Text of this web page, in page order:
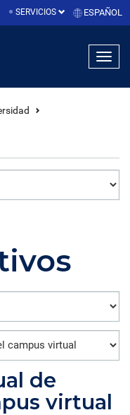
SERVICIOS ESPAÑOL
de
virtual